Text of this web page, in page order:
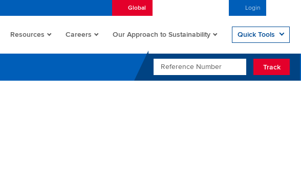
Global Login
Resources Careers Our Approach to Sustainability Quick Tools
REFERENCE NUMBER
Track